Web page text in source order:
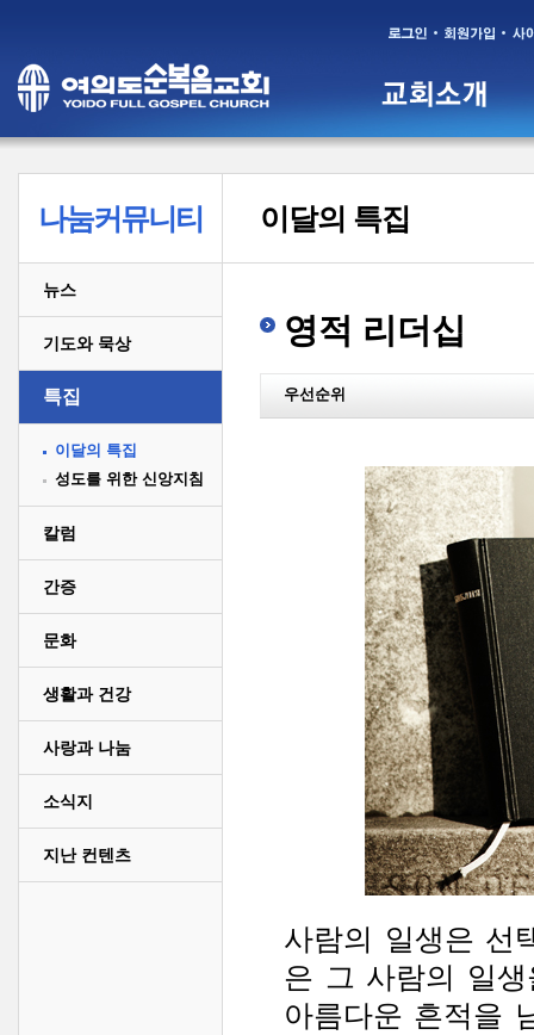
나눔커뮤니티
뉴스
기도와 묵상
특집
이달의 특집
성도를 위한 신앙지침
칼럼
간증
문화
생활과 건강
사랑과 나눔
소식지
지난 컨텐츠
이달의 특집
영적 리더십
우선순위
사람의 일생은 선
은 그 사람의 일
아름다운 흔적을